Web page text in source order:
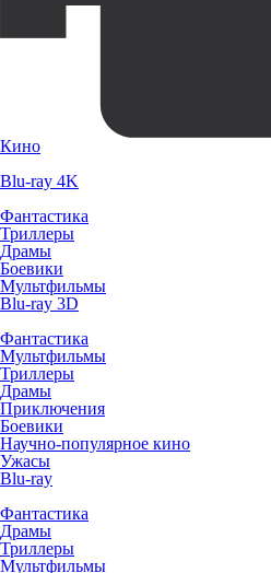
Кино
Blu-ray 4K
Фантастика
Триллеры
Драмы
Боевики
Мультфильмы
Blu-ray 3D
Фантастика
Мультфильмы
Триллеры
Драмы
Приключения
Боевики
Научно-популярное кино
Ужасы
Blu-ray
Фантастика
Драмы
Триллеры
Мультфильмы